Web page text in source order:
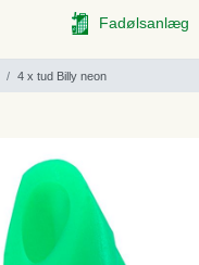
Fadølsanlæg
4 x tud Billy neon